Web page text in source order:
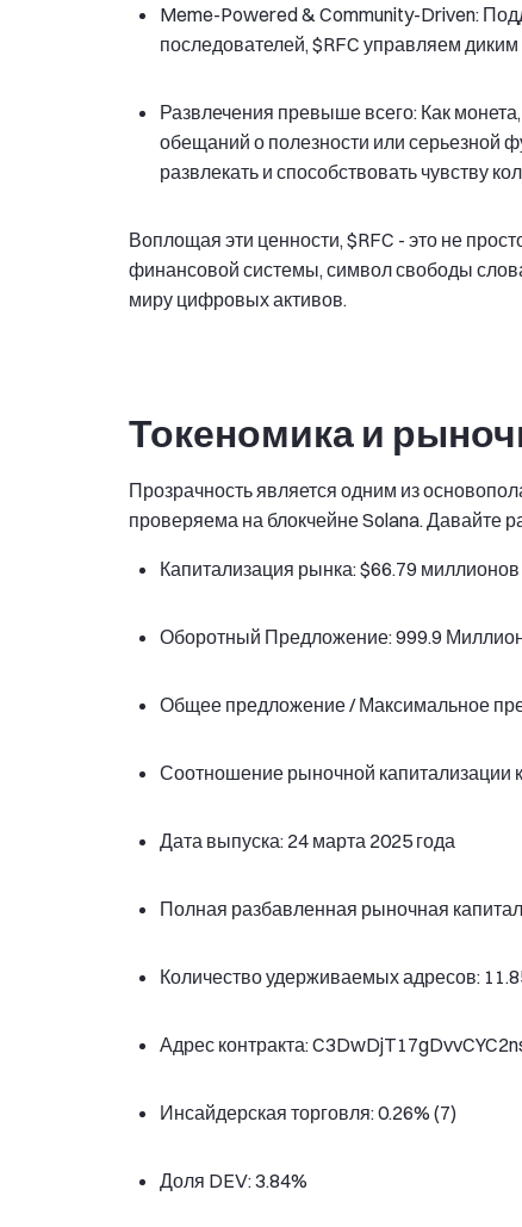
Meme-Powered & Community-Driven:
последователей, $RFC управляем
Развлечения превыше всего: Как
обещаний о полезности или серьезной
развлекать и способствовать чувству
Воплощая эти ценности, $RFC - это не
финансовой системы, символ свободы
миру цифровых активов.
Токеномика и
Прозрачность является одним из
проверяема на блокчейне Solana. Давайте
Капитализация рынка: $66.79 миллионов
Оборотный Предложение: 999.9
Общее предложение / Максимальное
Соотношение рыночной
Дата выпуска: 24 марта 2025 года
Полная разбавленная рыночная
Количество удерживаемых адресов:
Адрес контракта:
Инсайдерская торговля: 0.26% (7)
Доля DEV: 3.84%